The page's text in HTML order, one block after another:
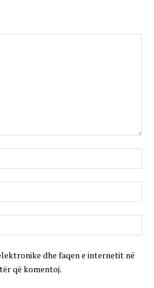
dhe faqen e internetit në
që komentoj.